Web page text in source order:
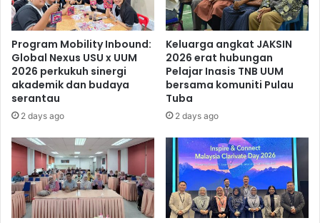
Program Mobility Inbound:
Global Nexus USU x UUM
2026 perkukuh sinergi
akademik dan budaya
serantau
2 days ago
Keluarga angkat JAKSIN
2026 erat hubungan
Pelajar Inasis TNB UUM
bersama komuniti Pulau
Tuba
2 days ago